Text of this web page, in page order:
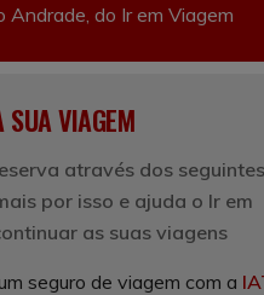
Andrade, do Ir em Viagem
SUA VIAGEM
através dos
por isso e ajuda o Ir em
as suas viagens
seguro de viagem com a